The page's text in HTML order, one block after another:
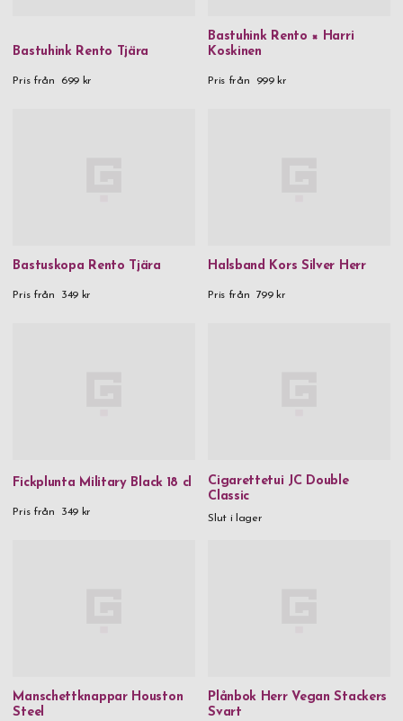
Bastuhink Rento Tjära
Pris från 699 kr
Bastuhink Rento × Harri
Koskinen
Pris från 999 kr
Bastuskopa Rento Tjära
Pris från 349 kr
Halsband Kors Silver Herr
Pris från 799 kr
Fickplunta Military Black 18 cl
Pris från 349 kr
Cigarettetui JC Double
Classic
Slut i lager
Manschettknappar Houston
Steel
Plånbok Herr Vegan Stackers
Svart